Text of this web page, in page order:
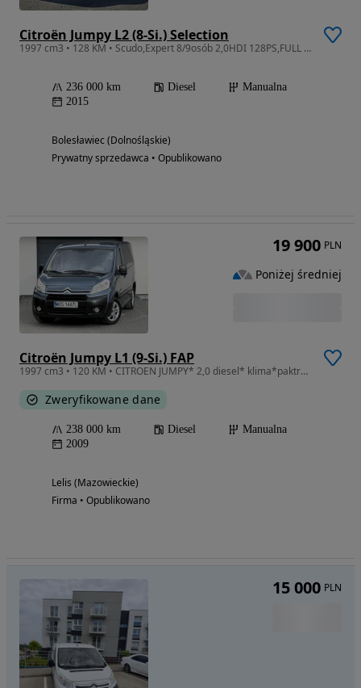
Citroën Jumpy L2 (8-Si.) Selection
1997 cm3 • 128 KM • Scudo,Expert 8/9osób 2,0HDI 128PS,FULL opcja,nawiewy,klima,tempomat
236 000 km Diesel
Manualna
2015
Bolesławiec (Dolnośląskie)
Prywatny sprzedawca • Opublikowano
Citroën Jumpy L1 (9-Si.) FAP
1997 cm3 • 120 KM • CITROEN JUMPY* 2,0 diesel* klima*paktronik* 8miejsc* polecam
Zweryfikowane dane
238 000 km Diesel
Manualna
2009
Lelis (Mazowieckie)
Firma • Opublikowano
19 900 PLN
Poniżej średniej
15 000 PLN